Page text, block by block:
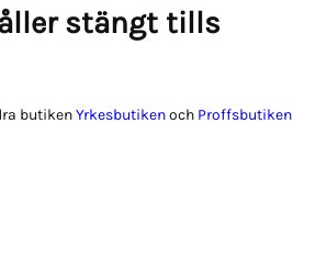
stängt tills
butikenYrkesbutikenoch Proffsbutiken